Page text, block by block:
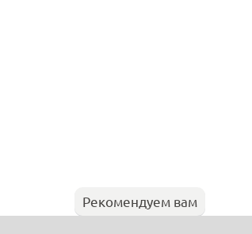
Рекомендуем вам